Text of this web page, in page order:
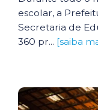
escolar, a
Secretaria de
360 pr... [saiba